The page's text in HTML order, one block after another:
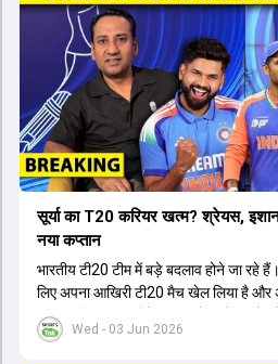
Wed - 03 Jun 2026
सूर्या का T20 करियर खत्म? श्रेयस,
नया कप्तान
भारतीय टी20 टीम में बड़े बदलाव होने जा रहे
लिए अपना आखिरी टी20 मैच खेल लिया है और
टीम का हिस्सा नहीं होंगे। आयरलैंड और इंग्लैंड
लिए नए कप्तान की तलाश जारी है। इस रेस